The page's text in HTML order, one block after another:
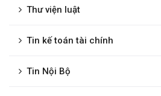
Thư viện luật
Tin kế toán tài chính
Tin Nội Bộ